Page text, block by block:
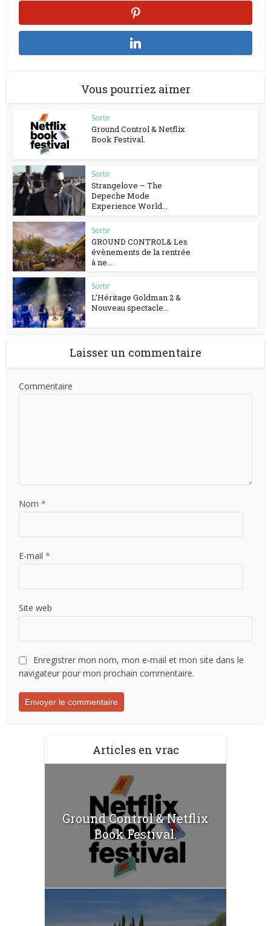
Vous pourriez aimer
Sortir
Ground Control & Netflix
Book Festival.
Sortir
Strangelove – The
Depeche Mode
Experience World...
Sortir
GROUND CONTROL& Les
évènements de la rentrée
à ne...
Sortir
L’Héritage Goldman 2 &
Nouveau spectacle...
Laisser un commentaire
Commentaire
Nom*
E-mail*
Site web
Enregistrer mon nom, mon e-mail et mon site dans le
navigateur pour mon prochain commentaire.
Articles en vrac
Ground Control & Netflix
Book Festival.